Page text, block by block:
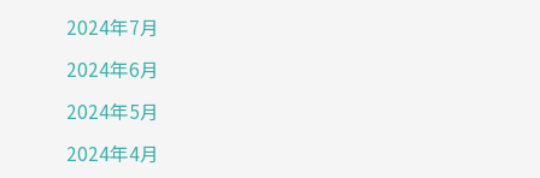
2024年7月
2024年6月
2024年5月
2024年4月